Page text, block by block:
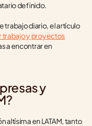
definido.
trabajo diario, el artículo
trabajo y proyectos
a encontrar en
y
en LATAM, tanto